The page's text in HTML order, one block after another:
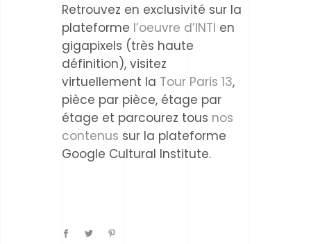
Retrouvez en exclusivité sur la
plateforme l’oeuvre d’INTI en
gigapixels (très haute
définition), visitez
virtuellement la Tour Paris 13,
pièce par pièce, étage par
étage et parcourez tous nos
contenus sur la plateforme
Google Cultural Institute.